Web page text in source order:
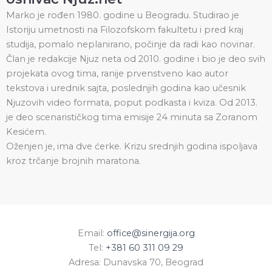
Marko je rođen 1980. godine u Beogradu. Studirao je
Istoriju umetnosti na Filozofskom fakultetu i pred kraj
studija, pomalo neplanirano, počinje da radi kao novinar.
Član je redakcije Njuz neta od 2010. godine i bio je deo svih
projekata ovog tima, ranije prvenstveno kao autor
tekstova i urednik sajta, poslednjih godina kao učesnik
Njuzovih video formata, poput podkasta i kviza. Od 2013.
je deo scenarističkog tima emisije 24 minuta sa Zoranom
Kesićem.
Oženjen je, ima dve ćerke. Krizu srednjih godina ispoljava
kroz trčanje brojnih maratona.
Email: office@sinergija.org
Tel: +381 60 311 09 29
Adresa: Dunavska 70, Beograd